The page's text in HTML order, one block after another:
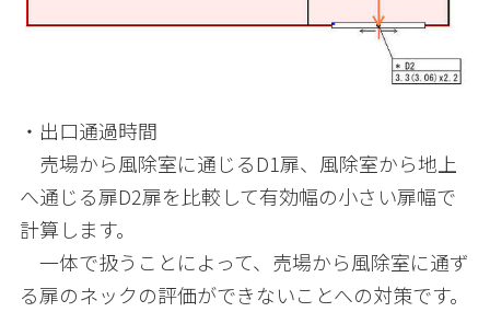
・出口通過時間
売場から風除室に通じるD1扉、風除室から地上
へ通じる扉D2扉を比較して有効幅の小さい扉幅で
計算します。
一体で扱うことによって、売場から風除室に通ず
る扉のネックの評価ができないことへの対策です。